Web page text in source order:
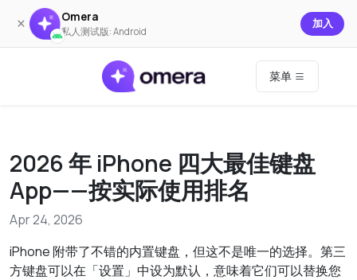
× Omera
私人测试版: Android
加入
菜单
2026 年 iPhone 四大最佳键盘
App——按实际使用排名
Apr 24, 2026
iPhone 附带了不错的内置键盘，但这不是唯一的选择。第三
方键盘可以在「设置」中设为默认，意味着它们可以替换您